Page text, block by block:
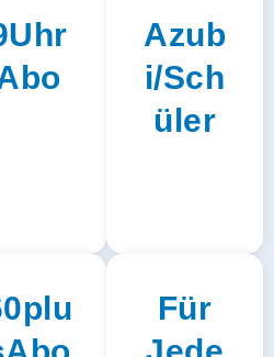
Azub
i/Sch
üler
Für